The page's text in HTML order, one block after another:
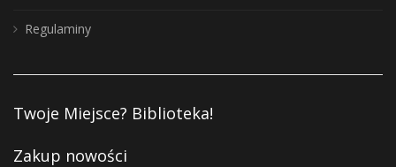
Regulaminy
Twoje Miejsce? Biblioteka!
Zakup nowości